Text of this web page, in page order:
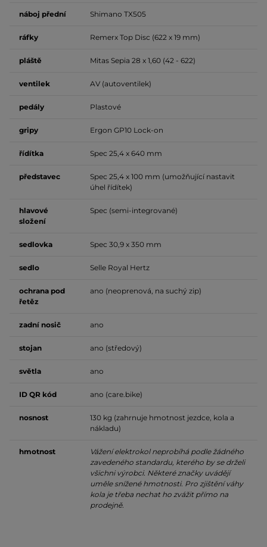
náboj přední Shimano TX505
ráfky Remerx Top Disc (622 x 19 mm)
pláště Mitas Sepia 28 x 1,60 (42 - 622)
ventilek AV (autoventilek)
pedály Plastové
gripy Ergon GP10 Lock-on
řídítka Spec 25,4 x 640 mm
představec
Spec 25,4 x 100 mm (umožňující nastavit
úhel řídítek)
hlavové
složení
Spec (semi-integrované)
sedlovka Spec 30,9 x 350 mm
sedlo Selle Royal Hertz
ochrana pod
řetěz
ano (neoprenová, na suchý zip)
zadní nosič ano
stojan ano (středový)
světla ano
ID QR kód ano (care.bike)
nosnost
130 kg (zahrnuje hmotnost jezdce, kola a
nákladu)
hmotnost
Vážení elektrokol neprobíhá podle žádného
zavedeného standardu, kterého by se drželi
všichni výrobci. Některé značky uvádějí
uměle snížené hmotnosti. Pro zjištění váhy
kola je třeba nechat ho zvážit přímo na
prodejně.